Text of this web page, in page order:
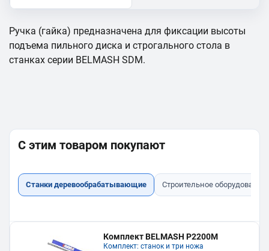
Ручка (гайка) предназначена для фиксации высоты
подъема пильного диска и строгального стола в
станках серии BELMASH SDM.
С этим товаром покупают
Станки деревообрабатывающие Строительное оборудование
Комплект BELMASH P2200M
Комплект: станок и три ножа